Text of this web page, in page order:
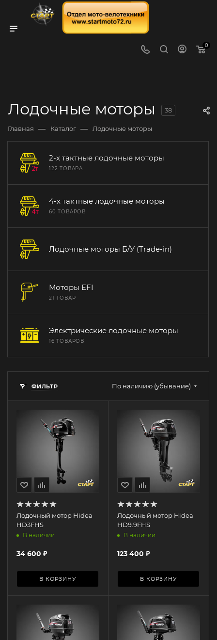
0
Лодочные моторы 38
Главная — Каталог — Лодочные моторы
2-х тактные лодочные моторы
122 ТОВАРА
4-х тактные лодочные моторы
60 ТОВАРОВ
Лодочные моторы Б/У (Trade-in)
Моторы EFI
21 ТОВАР
Электрические лодочные моторы
16 ТОВАРОВ
ФИЛЬТР По наличию (убывание)
Лодочный мотор Hidea
HD3FHS
В наличии
34 600 ₽
В КОРЗИНУ
Лодочный мотор Hidea
HD9.9FHS
В наличии
123 400 ₽
В КОРЗИНУ